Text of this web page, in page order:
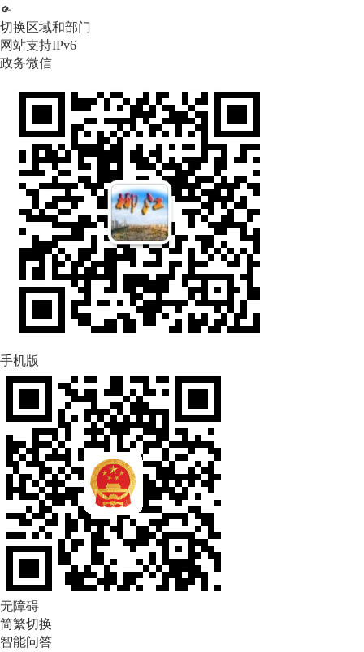
切换区域和部门
网站支持IPv6
政务微信
手机版
无障碍
简繁切换
智能问答